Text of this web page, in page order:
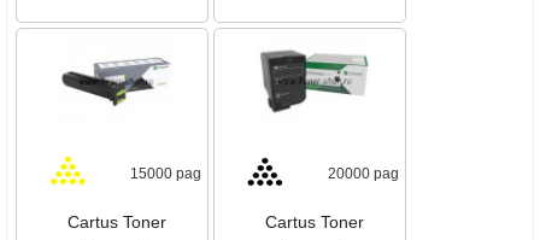
15000 pag
Cartus Toner
20000 pag
Cartus Toner